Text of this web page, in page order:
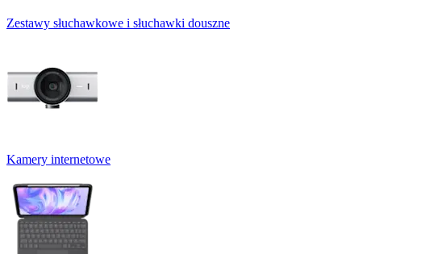
Zestawy słuchawkowe i słuchawki douszne
Kamery internetowe